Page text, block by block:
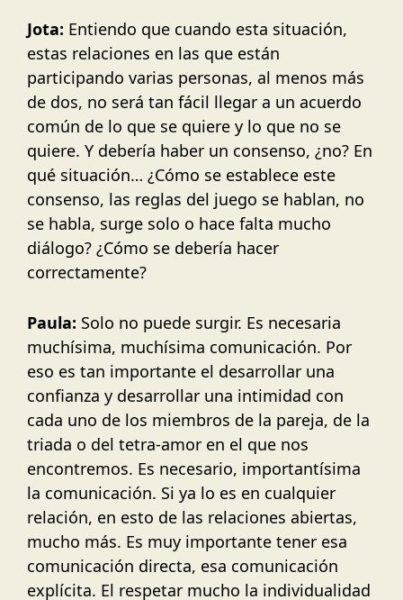
Jota: Entiendo que cuando esta situación,
estas relaciones en las que están
participando varias personas, al menos más
de dos, no será tan fácil llegar a un acuerdo
común de lo que se quiere y lo que no se
quiere. Y debería haber un consenso, ¿no? En
qué situación… ¿Cómo se establece este
consenso, las reglas del juego se hablan, no
se habla, surge solo o hace falta mucho
diálogo? ¿Cómo se debería hacer
correctamente?
Paula: Solo no puede surgir. Es necesaria
muchísima, muchísima comunicación. Por
eso es tan importante el desarrollar una
confianza y desarrollar una intimidad con
cada uno de los miembros de la pareja, de la
triada o del tetra-amor en el que nos
encontremos. Es necesario, importantísima
la comunicación. Si ya lo es en cualquier
relación, en esto de las relaciones abiertas,
mucho más. Es muy importante tener esa
comunicación directa, esa comunicación
explícita. El respetar mucho la individualidad